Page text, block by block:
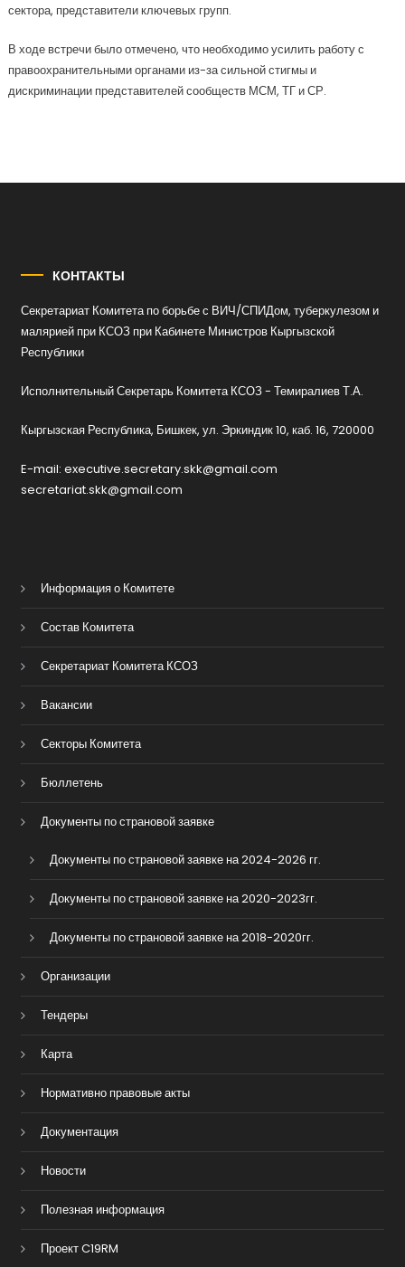
сектора, представители ключевых групп.
В ходе встречи было отмечено, что необходимо усилить работу с
правоохранительными органами из-за сильной стигмы и
дискриминации представителей сообществ МСМ, ТГ и СР.
КОНТАКТЫ
Секретариат Комитета по борьбе с ВИЧ/СПИДом, туберкулезом и
малярией при КСОЗ при Кабинете Министров Кыргызской
Республики
Исполнительный Секретарь Комитета КСОЗ - Темиралиев Т.А.
Кыргызская Республика, Бишкек, ул. Эркиндик 10, каб. 16, 720000
E-mail: executive.secretary.skk@gmail.com
secretariat.skk@gmail.com
Информация о Комитете
Состав Комитета
Секретариат Комитета КСОЗ
Вакансии
Секторы Комитета
Бюллетень
Документы по страновой заявке
Документы по страновой заявке на 2024-2026 гг.
Документы по страновой заявке на 2020-2023гг.
Документы по страновой заявке на 2018-2020гг.
Организации
Тендеры
Карта
Нормативно правовые акты
Документация
Новости
Полезная информация
Проект C19RM